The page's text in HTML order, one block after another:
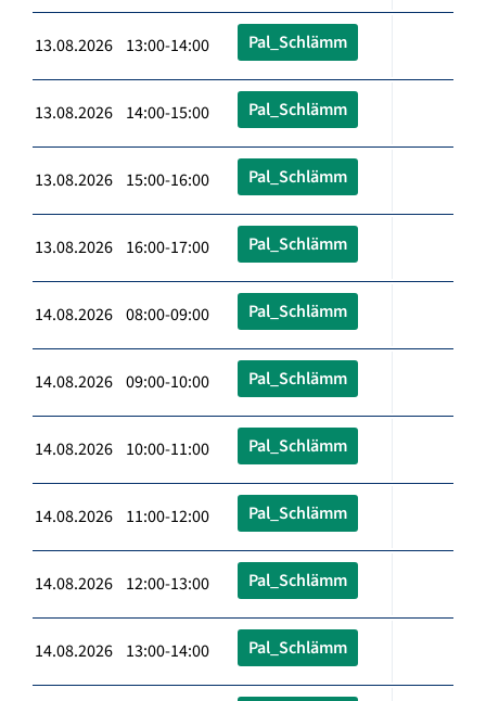
13.08.2026 13:00-14:00 Pal_Schlämm
13.08.2026 14:00-15:00 Pal_Schlämm
13.08.2026 15:00-16:00 Pal_Schlämm
13.08.2026 16:00-17:00 Pal_Schlämm
14.08.2026 08:00-09:00 Pal_Schlämm
14.08.2026 09:00-10:00 Pal_Schlämm
14.08.2026 10:00-11:00 Pal_Schlämm
14.08.2026 11:00-12:00 Pal_Schlämm
14.08.2026 12:00-13:00 Pal_Schlämm
14.08.2026 13:00-14:00 Pal_Schlämm